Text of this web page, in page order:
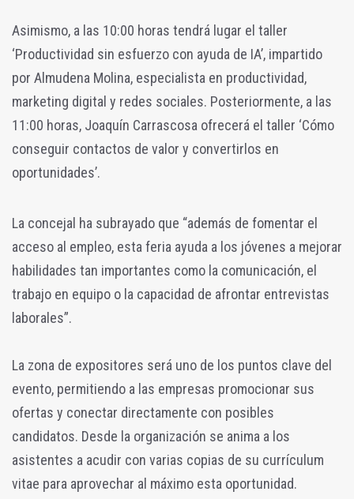
Asimismo, a las 10:00 horas tendrá lugar el taller
‘Productividad sin esfuerzo con ayuda de IA’, impartido
por Almudena Molina, especialista en productividad,
marketing digital y redes sociales. Posteriormente, a las
11:00 horas, Joaquín Carrascosa ofrecerá el taller ‘Cómo
conseguir contactos de valor y convertirlos en
oportunidades’.
La concejal ha subrayado que “además de fomentar el
acceso al empleo, esta feria ayuda a los jóvenes a mejorar
habilidades tan importantes como la comunicación, el
trabajo en equipo o la capacidad de afrontar entrevistas
laborales”.
La zona de expositores será uno de los puntos clave del
evento, permitiendo a las empresas promocionar sus
ofertas y conectar directamente con posibles
candidatos. Desde la organización se anima a los
asistentes a acudir con varias copias de su currículum
vitae para aprovechar al máximo esta oportunidad.